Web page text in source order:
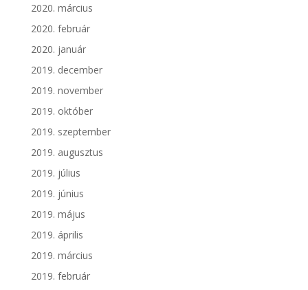
2020. március
2020. február
2020. január
2019. december
2019. november
2019. október
2019. szeptember
2019. augusztus
2019. július
2019. június
2019. május
2019. április
2019. március
2019. február